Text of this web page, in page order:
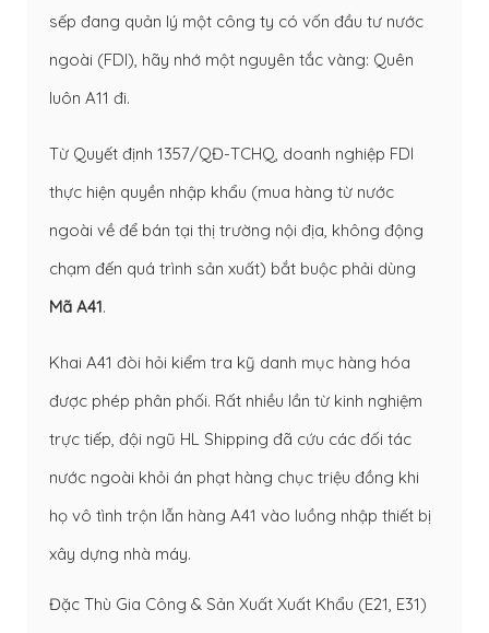
sếp đang quản lý một công ty có vốn đầu tư nước
ngoài (FDI), hãy nhớ một nguyên tắc vàng: Quên
luôn A11 đi.
Từ Quyết định 1357/QĐ-TCHQ, doanh nghiệp FDI
thực hiện quyền nhập khẩu (mua hàng từ nước
ngoài về để bán tại thị trường nội địa, không động
chạm đến quá trình sản xuất) bắt buộc phải dùng
Mã A41.
Khai A41 đòi hỏi kiểm tra kỹ danh mục hàng hóa
được phép phân phối. Rất nhiều lần từ kinh nghiệm
trực tiếp, đội ngũ HL Shipping đã cứu các đối tác
nước ngoài khỏi án phạt hàng chục triệu đồng khi
họ vô tình trộn lẫn hàng A41 vào luồng nhập thiết bị
xây dựng nhà máy.
Đặc Thù Gia Công & Sản Xuất Xuất Khẩu (E21, E31)